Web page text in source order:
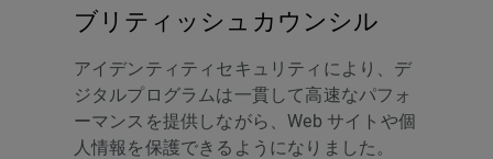
ブリティッシュカウンシル
アイデンティティセキュリティにより、デ
ジタルプログラムは一貫して高速なパフォ
ーマンスを提供しながら、Web サイトや個
人情報を保護できるようになりました。